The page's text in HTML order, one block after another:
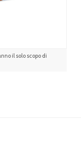
il solo scopo di